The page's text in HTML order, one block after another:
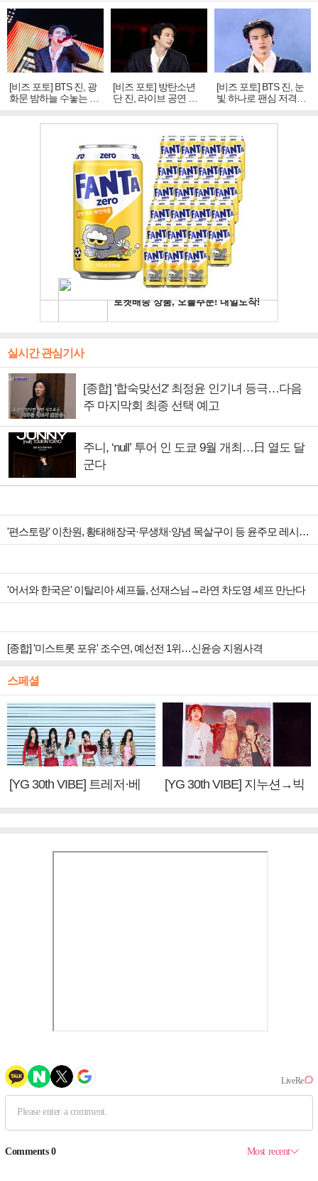
[비즈 포토] BTS 진, 광
화문 밤하늘 수놓는 '비
주얼 킹'의 열창
[비즈 포토] 방탄소년
단 진, 라이브 공연 중
빛나는 독보적 아우라
[비즈 포토] BTS 진, 눈
빛 하나로 팬심 저격…
독보적 카리스마
실시간 관심기사
[종합] '합숙맞선2' 최정윤 인기녀 등극…다음
주 마지막회 최종 선택 예고
주니, ‘null’ 투어 인 도쿄 9월 개최…日 열도 달
군다
'편스토랑' 이찬원, 황태해장국·무생채·양념 목살구이 등 윤주모 레시피 섭렵
'어서와 한국은' 이탈리아 셰프들, 선재스님→라연 차도영 셰프 만난다
[종합] '미스트롯 포유' 조수연, 예선전 1위…신윤승 지원사격
스페셜
[YG 30th VIBE] 트레저·베
[YG 30th VIBE] 지누션→빅